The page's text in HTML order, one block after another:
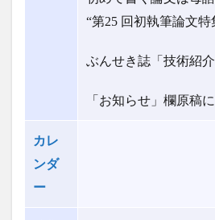
“第25 回初執筆論文
ぶんせき誌「技術紹
「お知らせ」欄原稿
カレ
ンダ
ー